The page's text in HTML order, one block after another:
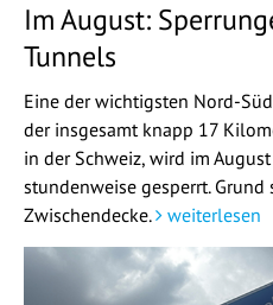
Im August:
Tunnels
Eine der wichtigsten Nord-
der insgesamt knapp 17
in der Schweiz, wird im
stundenweise gesperrt. Grund
Zwischendecke.
weiterlesen